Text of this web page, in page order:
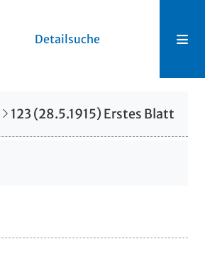
Detailsuche
123 (28.5.1915) Erstes Blatt